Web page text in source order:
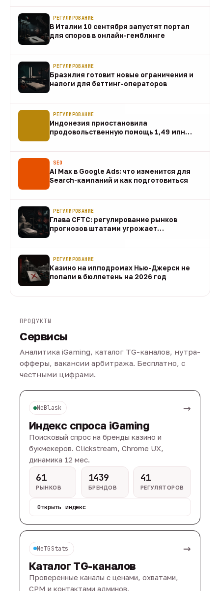
РЕГУЛИРОВАНИЕ
В Италии 10 сентября запустят портал
для споров в онлайн-гемблинге
РЕГУЛИРОВАНИЕ
Бразилия готовит новые ограничения и
налоги для беттинг-операторов
РЕГУЛИРОВАНИЕ
Индонезия приостановила
продовольственную помощь 1,49 млн
SEO
AI Max в Google Ads: что изменится для
Search-кампаний и как подготовиться
РЕГУЛИРОВАНИЕ
Глава CFTC: регулирование рынков
прогнозов штатами угрожает
РЕГУЛИРОВАНИЕ
Казино на ипподромах Нью-Джерси не
попали в бюллетень на 2026 год
ПРОДУКТЫ
Сервисы
Аналитика iGaming, каталог TG-каналов, нутра-
офферы, вакансии арбитража. Бесплатно, с
честными цифрами.
NeBlask →
Индекс спроса iGaming
Поисковый спрос на бренды казино и
букмекеров. Clickstream, Chrome UX,
динамика 12 мес.
61
РЫНКОВ
1439
БРЕНДОВ
41
РЕГУЛЯТОРОВ
Открыть индекс
NeTGStats →
Каталог TG-каналов
Проверенные каналы с ценами, охватами,
CPM и контактами админов.